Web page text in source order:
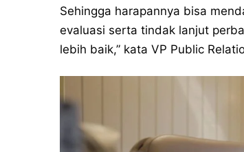
Sehingga harapannya bisa
evaluasi serta tindak lanjut
lebih baik,” kata VP Public